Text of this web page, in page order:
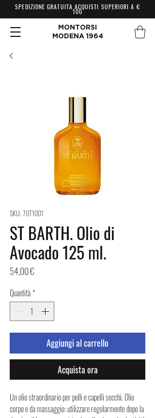
MONTORSI
MODENA 1964
SPEDIZIONE GRATUITA ACQUISTI SUPERIORI A €
100
SKU: 70T1001
ST BARTH. Olio di
Avocado 125 ml.
54,00 €
Quantità*
Aggiungi al carrello
Acquista ora
Un olio straordinario per pelli e capelli secchi. Olio
corpo e da massaggio: utilizzare regolarmente dopo la